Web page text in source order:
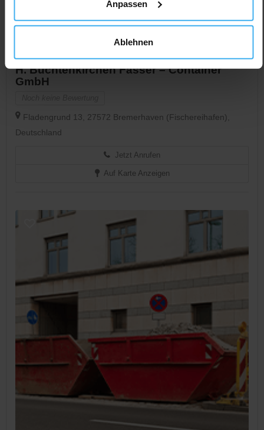
Anpassen
Ablehnen
H. Buchtenkirchen Fässer – Container
GmbH
Fladengrund 13, 27572 Bremerhaven (Fischereihafen),
Deutschland
Jetzt Anrufen
Auf Karte Anzeigen